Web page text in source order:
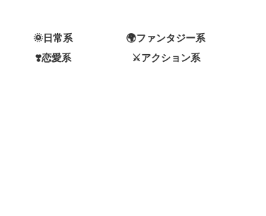
🌞日常系
🌍️ファンタジー系
❣️恋愛系
⚔️アクション系